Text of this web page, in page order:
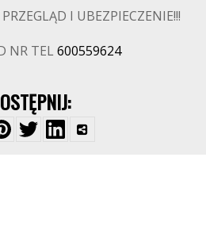
I UBEZPIECZENIE!!!
NR TEL 600559624